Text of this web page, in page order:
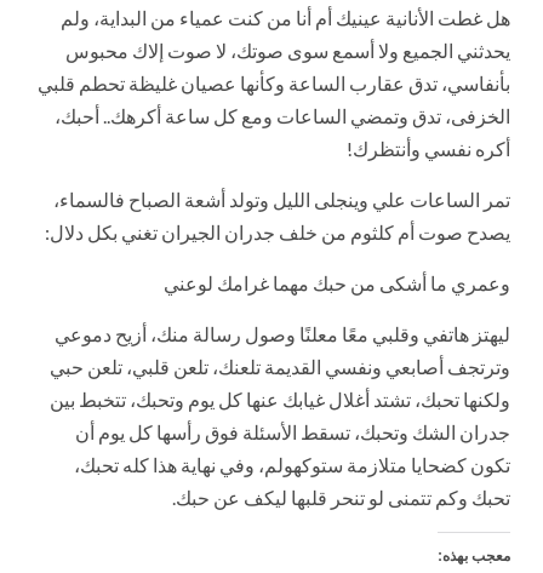
هل غطت الأنانية عينيك أم أنا من كنت عمياء من البداية، ولم
يحدثني الجميع ولا أسمع سوى صوتك، لا صوت إلاك محبوس
بأنفاسي، تدق عقارب الساعة وكأنها عصيان غليظة تحطم قلبي
الخزفى، تدق وتمضي الساعات ومع كل ساعة أكرهك.. أحبك،
أكره نفسي وأنتظرك!
تمر الساعات علي وينجلى الليل وتولد أشعة الصباح فالسماء،
يصدح صوت أم كلثوم من خلف جدران الجيران تغني بكل دلال:
وعمري ما أشكى من حبك مهما غرامك لوعني
ليهتز هاتفي وقلبي معًا معلنًا وصول رسالة منك، أزيح دموعي
وترتجف أصابعي ونفسي القديمة تلعنك، تلعن قلبي، تلعن حبي
ولكنها تحبك، تشتد أغلال غيابك عنها كل يوم وتحبك، تتخبط بين
جدران الشك وتحبك، تسقط الأسئلة فوق رأسها كل يوم أن
تكون كضحايا متلازمة ستوكهولم، وفي نهاية هذا كله تحبك،
تحبك وكم تتمنى لو تنحر قلبها ليكف عن حبك.
معجب بهذه: